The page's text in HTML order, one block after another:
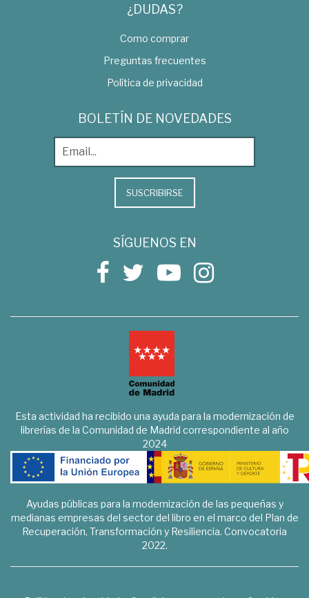
¿DUDAS?
Como comprar
Preguntas frecuentes
Política de privacidad
BOLETÍN DE NOVEDADES
SUSCRIBIRSE
SÍGUENOS EN
Esta actividad ha recibido una ayuda para la modernización de
librerías de la Comunidad de Madrid correspondiente al año
2024
Ayudas públicas para la modernización de las pequeñas y
medianas empresas del sector del libro en el marco del Plan de
Recuperación, Transformación y Resiliencia. Convocatoria
2022.